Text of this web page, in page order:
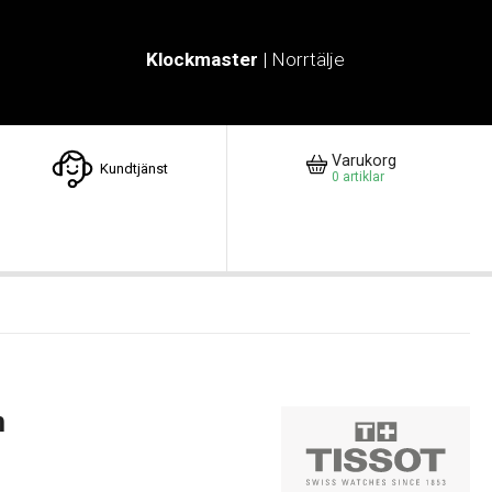
Klockmaster | Norrtälje
Kundtjänst Varukorg
0 artiklar